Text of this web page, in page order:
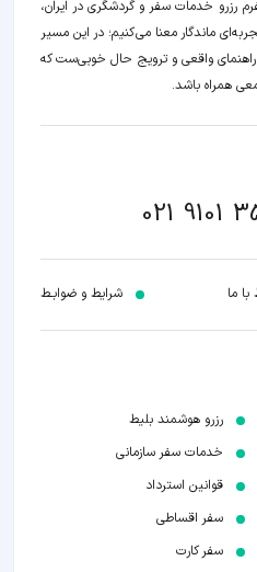
رزرو خدمات سفر و گردشگری در ایران،
ماندگار معنا می‌کنیم؛ در این مسیر‍
راهنمای واقعی و ترویج حال خوبی‌ست که
همراه باشد.
021 9101
با ما شرایط و ضوابـط
رزرو هوشمند بلیط
خدمات سفر سازمانی
قوانین استرداد
سفر اقساطی
سفر کارت